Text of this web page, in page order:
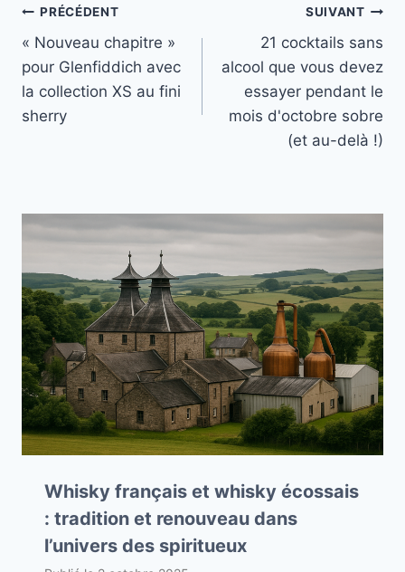
Navigation
de
l’article
PRÉCÉDENT
« Nouveau chapitre »
pour Glenfiddich avec
la collection XS au fini
sherry
SUIVANT
21 cocktails sans
alcool que vous devez
essayer pendant le
mois d'octobre sobre
(et au-delà !)
Whisky français et whisky écossais
: tradition et renouveau dans
l’univers des spiritueux